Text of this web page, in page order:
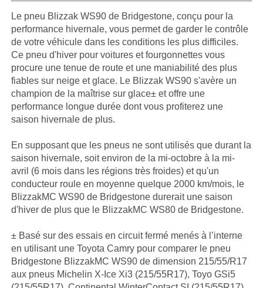
Le pneu Blizzak WS90 de Bridgestone, conçu pour la
performance hivernale, vous permet de garder le contrôle
de votre véhicule dans les conditions les plus difficiles.
Ce pneu d'hiver pour voitures et fourgonnettes vous
procure une tenue de route et une maniabilité des plus
fiables sur neige et glace. Le Blizzak WS90 s'avère un
champion de la maîtrise sur glace± et offre une
performance longue durée dont vous profiterez une
saison hivernale de plus.
En supposant que les pneus ne sont utilisés que durant la
saison hivernale, soit environ de la mi-octobre à la mi-
avril (6 mois dans les régions très froides) et qu'un
conducteur roule en moyenne quelque 2000 km/mois, le
BlizzakMC WS90 de Bridgestone durerait une saison
d'hiver de plus que le BlizzakMC WS80 de Bridgestone.
± Basé sur des essais en circuit fermé menés à l’interne
en utilisant une Toyota Camry pour comparer le pneu
Bridgestone BlizzakMC WS90 de dimension 215/55/R17
aux pneus Michelin X-Ice Xi3 (215/55R17), Toyo GSi5